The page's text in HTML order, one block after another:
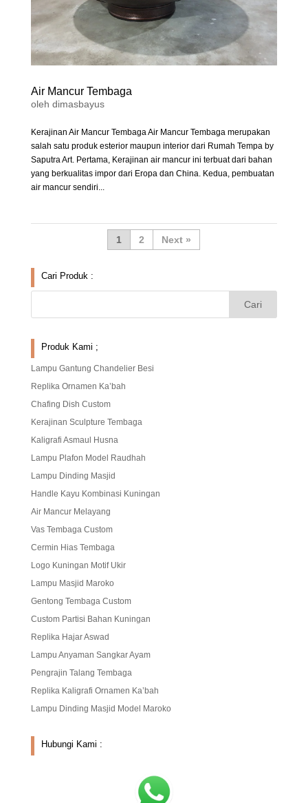
Air Mancur Tembaga
oleh dimasbayus
Kerajinan Air Mancur Tembaga Air Mancur Tembaga merupakan
salah satu produk esterior maupun interior dari Rumah Tempa by
Saputra Art. Pertama, Kerajinan air mancur ini terbuat dari bahan
yang berkualitas impor dari Eropa dan China. Kedua, pembuatan
air mancur sendiri...
1 2 »
Cari Produk :
Produk Kami ;
Lampu Gantung Chandelier Besi
Replika Ornamen Ka’bah
Chafing Dish Custom
Kerajinan Sculpture Tembaga
Kaligrafi Asmaul Husna
Lampu Plafon Model Raudhah
Lampu Dinding Masjid
Handle Kayu Kombinasi Kuningan
Air Mancur Melayang
Vas Tembaga Custom
Cermin Hias Tembaga
Logo Kuningan Motif Ukir
Lampu Masjid Maroko
Gentong Tembaga Custom
Custom Partisi Bahan Kuningan
Replika Hajar Aswad
Lampu Anyaman Sangkar Ayam
Pengrajin Talang Tembaga
Replika Kaligrafi Ornamen Ka’bah
Lampu Dinding Masjid Model Maroko
Hubungi Kami :